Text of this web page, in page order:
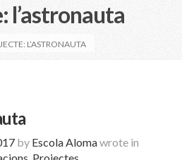
l’astronauta
L’ASTRONAUTA
by Escola Alomawrote in